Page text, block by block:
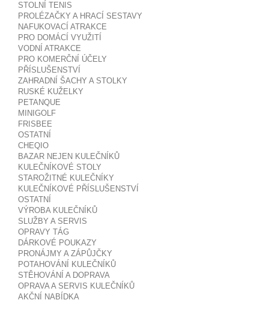
STOLNÍ TENIS
PROLÉZAČKY A HRACÍ SESTAVY
NAFUKOVACÍ ATRAKCE
PRO DOMÁCÍ VYUŽITÍ
VODNÍ ATRAKCE
PRO KOMERČNÍ ÚČELY
PŘÍSLUŠENSTVÍ
ZAHRADNÍ ŠACHY A STOLKY
RUSKÉ KUŽELKY
PETANQUE
MINIGOLF
FRISBEE
OSTATNÍ
CHEQIO
BAZAR NEJEN KULEČNÍKŮ
KULEČNÍKOVÉ STOLY
STAROŽITNÉ KULEČNÍKY
KULEČNÍKOVÉ PŘÍSLUŠENSTVÍ
OSTATNÍ
VÝROBA KULEČNÍKŮ
SLUŽBY A SERVIS
OPRAVY TÁG
DÁRKOVÉ POUKAZY
PRONÁJMY A ZÁPŮJČKY
POTAHOVÁNÍ KULEČNÍKŮ
STĚHOVÁNÍ A DOPRAVA
OPRAVA A SERVIS KULEČNÍKŮ
AKČNÍ NABÍDKA